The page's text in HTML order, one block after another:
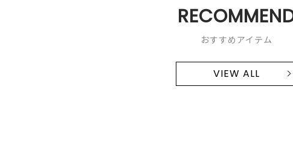
おすすめアイテム
VIEW ALL